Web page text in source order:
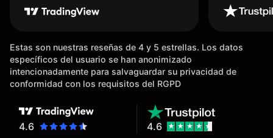
usar Capital fue la llegada de mi
dinero de inmediato a mi cuenta
existentes en el mercado que
tardan días o tienen mucha
burocracia; y la segunda razón,
hecho de operar en un mercado
determinado, debido a los
Estas son nuestras reseñas de 4 y 5 estrellas. Los datos
específicos del usuario se han anonimizado
intencionadamente para salvaguardar su privacidad de
conformidad con los requisitos del RGPD
4.6 4.6